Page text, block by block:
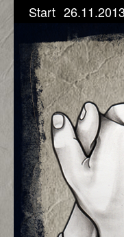
Start 26.11.2013